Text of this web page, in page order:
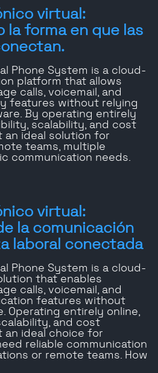
virtual:
la forma en que las
Phone System is a cloud-
platform that allows
calls, voicemail, and
features without relying
By operating entirely
scalability, and cost
an ideal solution for
teams, multiple
communication needs.
virtual:
la comunicación
laboral conectada
Phone System is a cloud-
that enables
calls, voicemail, and
features without
Operating entirely online,
and cost
an ideal choice for
reliable communication
or remote teams. How